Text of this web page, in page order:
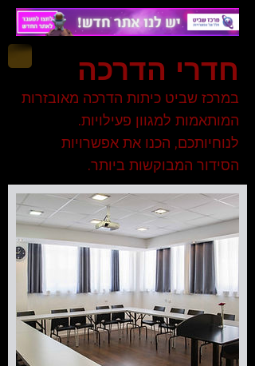
חדרי הדרכה
במרכז שביט כיתות הדרכה מאובזרות
המותאמות למגוון פעילויות.
לנוחיותכם, הכנו את אפשרויות
הסידור המבוקשות ביותר.